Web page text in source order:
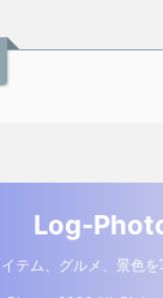
Log-
テム、グルメ、景色を